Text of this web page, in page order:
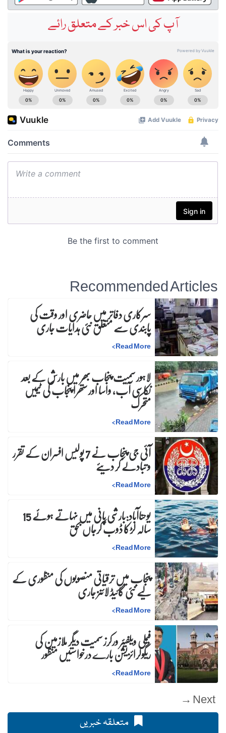
آپ کی اس خبر کے متعلق رائے
Recommended Articles
سرکاری دفاتر میں حاضری اور وقت کی
پابندی سے متعلق نئی ہدایات جاری
Read More
>
لاہور سمیت پنجاب بھر میں بارش کے بعد
نکاسی آب، واسا اور ستھرا پنجاب کی ٹیمیں
متحرک
Read More
>
آئی جی پنجاب نے 7 پولیس افسران کے تقرر و تبادلے کر دیئے
Read More
>
یوحناآباد:بارشی پانی میں نہاتے ہوئے 15 سالہ لڑکا ڈوب کرجاں بحق
Read More
>
پنجاب میں ترقیاتی منصوبوں کی منظوری کے
لیے نئی گائیڈ لائنز جاری
Read More
>
فیملی ویلفیئر ورکرز سمیت دیگر ملازمین کی
ریگولرائزیشن بارے درخواستیں منظور
Read More
>
Next →
متعلقہ خبریں